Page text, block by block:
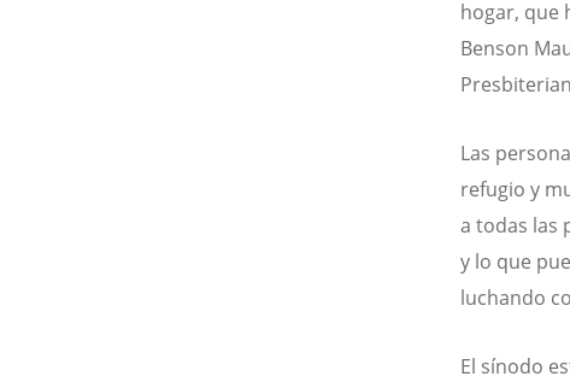
hogar, que
Benson
Las
refugio y
a todas las
y lo que
luchando
El sínodo